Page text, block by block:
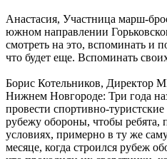
Анастасия, Участница марш-
южном направлении
смотреть на это, вспоминать и
что будет еще. Вспоминать
Борис Котельников,
Нижнем Новгороде: Три года
провести спортивно-
рубежу обороны, чтобы ребята,
условиях, примерно в ту же
месяце, когда строился рубеж